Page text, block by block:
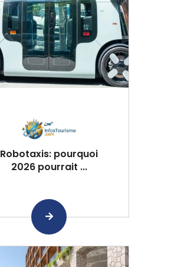
Robotaxis: pourquoi
2026 pourrait ...